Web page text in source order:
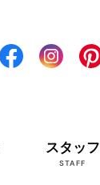
スタッフ
STAFF